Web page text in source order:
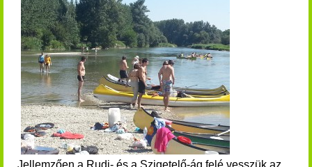
Jellemzően a Rudi- és a Szigetelő-ág felé vesszük az